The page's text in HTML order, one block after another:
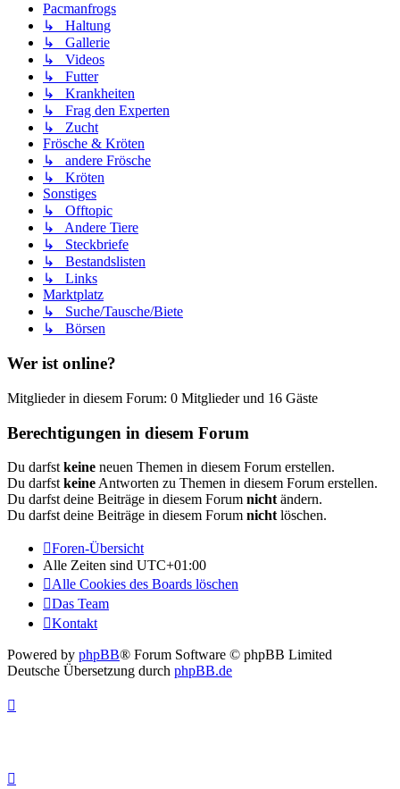
Pacmanfrogs
↳ Haltung
↳ Gallerie
↳ Videos
↳ Futter
↳ Krankheiten
↳ Frag den Experten
↳ Zucht
Frösche & Kröten
↳ andere Frösche
↳ Kröten
Sonstiges
↳ Offtopic
↳ Andere Tiere
↳ Steckbriefe
↳ Bestandslisten
↳ Links
Marktplatz
↳ Suche/Tausche/Biete
↳ Börsen
Wer ist online?
Mitglieder in diesem Forum: 0 Mitglieder und 16 Gäste
Berechtigungen in diesem Forum
Du darfst keine neuen Themen in diesem Forum erstellen.
Du darfst keine Antworten zu Themen in diesem Forum erstellen.
Du darfst deine Beiträge in diesem Forum nicht ändern.
Du darfst deine Beiträge in diesem Forum nicht löschen.
Foren-Übersicht
Alle Zeiten sind UTC+01:00
Alle Cookies des Boards löschen
Das Team
Kontakt
Powered by phpBB® Forum Software © phpBB Limited
Deutsche Übersetzung durch phpBB.de